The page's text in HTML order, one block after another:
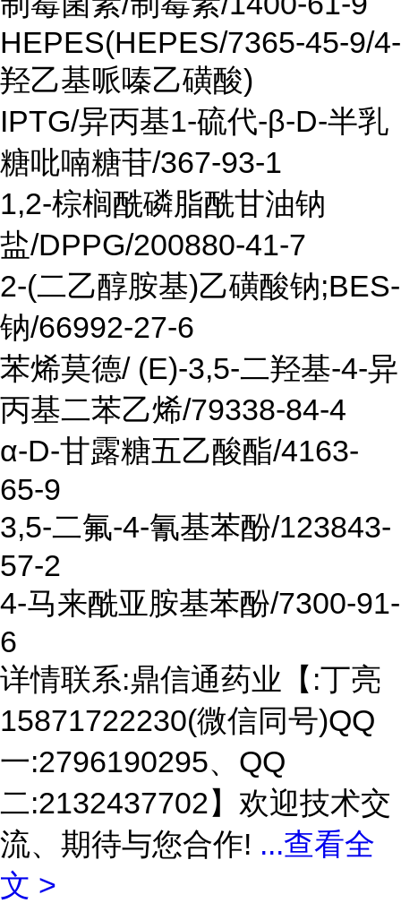
HEPES(HEPES/7365-45-9/4-
羟乙基哌嗪乙磺酸)
IPTG/异丙基1-硫代-β-D-半乳
糖吡喃糖苷/367-93-1
1,2-棕榈酰磷脂酰甘油钠
盐/DPPG/200880-41-7
2-(二乙醇胺基)乙磺酸钠;BES-
钠/66992-27-6
苯烯莫德/ (E)-3,5-二羟基-4-异
丙基二苯乙烯/79338-84-4
α-D-甘露糖五乙酸酯/4163-
65-9
3,5-二氟-4-氰基苯酚/123843-
57-2
4-马来酰亚胺基苯酚/7300-91-
6
详情联系:鼎信通药业【:丁亮
15871722230(微信同号)QQ
一:2796190295、QQ
二:2132437702】欢迎技术交
流、期待与您合作! ...查看全
文 >